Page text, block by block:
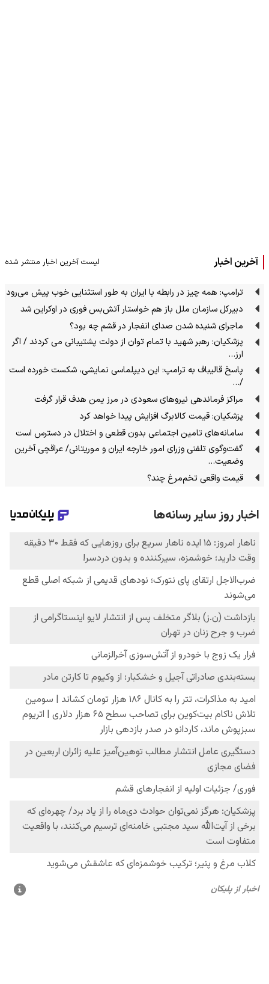
آخرین اخبار لیست آخرین اخبار منتشر شده
ترامپ: همه چیز در رابطه با ایران به طور استثنایی خوب پیش می‌رود
دبیرکل سازمان ملل باز هم خواستار آتش‌بس فوری در اوکراین شد
ماجرای شنیده شدن صدای انفجار در قشم چه بود؟
پزشکیان: رهبر شهید با تمام توان از دولت پشتیبانی می کردند / اگر
ارز…
پاسخ قالیباف به ترامپ: این دیپلماسی نمایشی، شکست خورده است
/…
مراکز فرماندهی نیروهای سعودی در مرز یمن هدف قرار گرفت
پزشکیان: قیمت کالابرگ افزایش پیدا خواهد کرد
سامانه‌های تامین اجتماعی بدون قطعی و اختلال در دسترس است
گفت‌وگوی تلفنی وزرای امور خارجه ایران و موریتانی/ عراقچی آخرین
وضعیت…
قیمت واقعی تخم‌مرغ چند؟